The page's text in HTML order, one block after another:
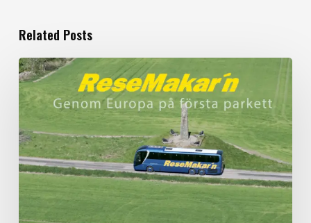
Related Posts
Filmproduktion
för
Resemakarn